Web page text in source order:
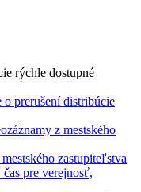
rýchle dostupné
o prerušení distribúcie
z mestského
zastupiteľstva
pre verejnosť,